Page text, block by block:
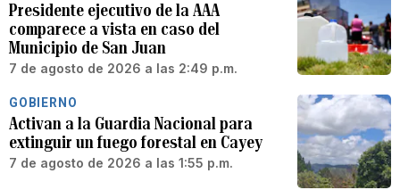
Presidente ejecutivo de la AAA
comparece a vista en caso del
Municipio de San Juan
7 de agosto de 2026 a las 2:49 p.m.
GOBIERNO
Activan a la Guardia Nacional para
extinguir un fuego forestal en Cayey
7 de agosto de 2026 a las 1:55 p.m.